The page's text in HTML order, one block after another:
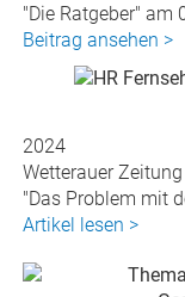
"Die Ratgeber" am
Beitrag ansehen >
2024
Wetterauer
"Das Problem mit
Artikel lesen >